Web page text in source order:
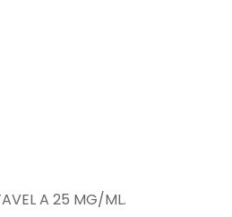
A 25 MG/ML.